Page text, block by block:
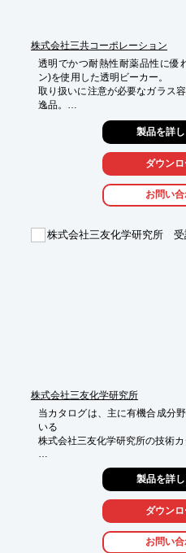
株式会社三共コーポレーション
透明でかつ耐熱性耐薬品性に優
ン)を使用した透明ビーカー。
取り扱いに注意が必要なガラス
逸品。
耐熱温度150℃で、熱湯にも対応
キッチンから塗装や家庭菜園に
サイズは300mL、500mL、
製品を詳
ダウン
お問い
株式会社三友化学研究所
株式会社三友化学研究所
当カタログは、主に有機合成分
いる
株式会社三友化学研究所の技術カ
医薬材料分野をはじめ、電子材
各種カップリング反応を用いた
詳しく掲載しております。
製品を詳
ダウン
お問い